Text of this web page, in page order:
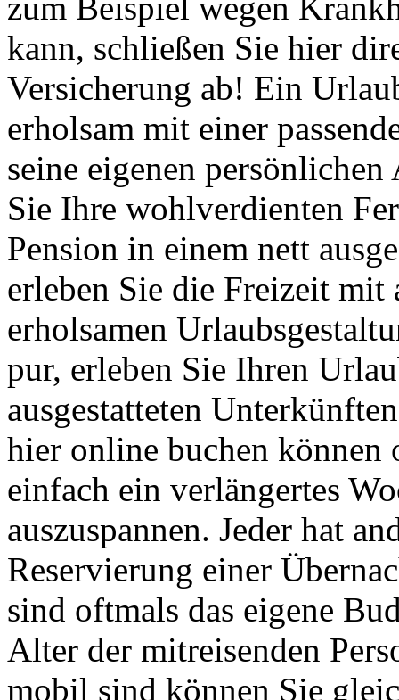
kann, schließen Sie hier
Versicherung ab! Ein
erholsam mit einer
seine eigenen
Sie Ihre wohlverdienten
Pension in einem nett
erleben Sie die Freizeit mit
erholsamen
pur, erleben Sie Ihren
ausgestatteten
hier online buchen können
einfach ein verlängertes
auszuspannen. Jeder hat
Reservierung einer
sind oftmals das eigene
Alter der mitreisenden
mobil sind können Sie